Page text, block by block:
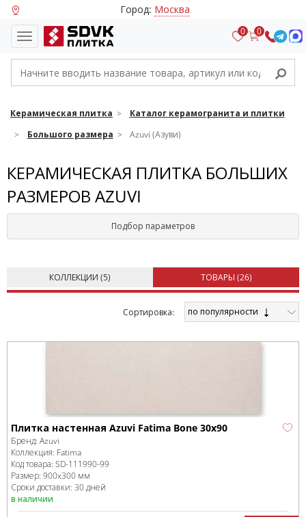
Город: Москва
0 0
Керамическая плитка
Каталог керамогранита и плитки
Большого размера
Azuvi (Азуви)
КЕРАМИЧЕСКАЯ ПЛИТКА БОЛЬШИХ
РАЗМЕРОВ AZUVI
Подбор параметров
КОЛЛЕКЦИИ (5) ТОВАРЫ (26)
Cортировка: по популярности
Плитка настенная Azuvi Fatima Bone 30x90
Бренд: Azuvi
Коллекция: Fatima
Код товара: SD-111990-99
Размер: 900x300 мм
Сроки доставки: 30 дней
в наличии